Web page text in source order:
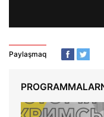
Paylaşmaq